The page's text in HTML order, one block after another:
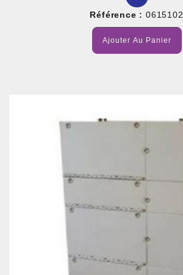
Référence : 0615102
Ajouter Au Panier